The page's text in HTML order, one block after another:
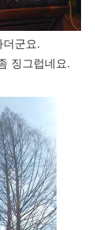
더군요.
징그럽네요.